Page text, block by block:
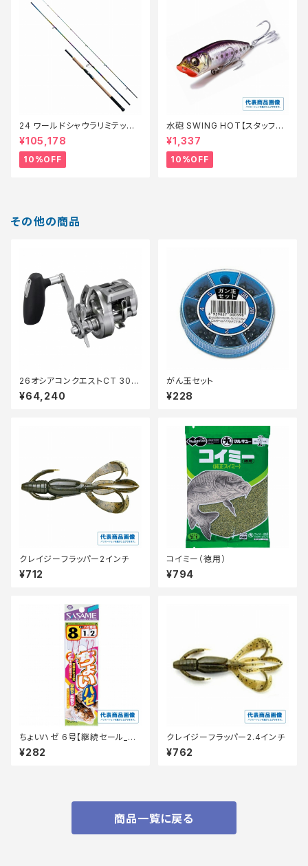
24 ワールドシャウラリミテッド
21053R-3【継続セール_ロッ
ド】【10】
¥105,178
10%OFF
水砲 SWING HOT【スタッフ永
徳夏のチニングオススメルアー】
¥1,337
10%OFF
その他の商品
26オシアコンクエストCT 300
XG
¥64,240
がん玉セット
¥228
クレイジーフラッパー2インチ
¥712
コイミー（徳用）
¥794
ちょいハゼ 6号【継続セール_仕
掛】
¥282
クレイジーフラッパー2.4インチ
¥762
商品一覧に戻る